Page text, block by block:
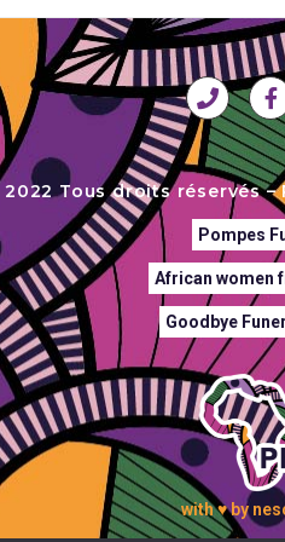
Tous droits réservés –
Pompes
African women
Goodbye
with ♥ by